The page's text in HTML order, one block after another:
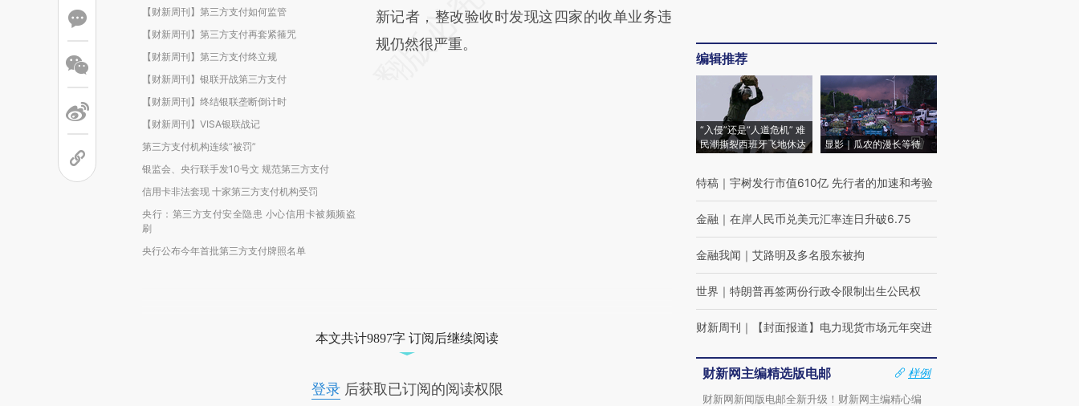
【财新周刊】第三方支付如何监管
【财新周刊】第三方支付再套紧箍咒
【财新周刊】第三方支付终立规
【财新周刊】银联开战第三方支付
【财新周刊】终结银联垄断倒计时
【财新周刊】VISA银联战记
第三方支付机构连续“被罚”
银监会、央行联手发10号文 规范第三方支付
信用卡非法套现 十家第三方支付机构受罚
央行：第三方支付安全隐患 小心信用卡被频频盗
刷
央行公布今年首批第三方支付牌照名单
新记者，整改验收时发现这四家的收单业务违
规仍然很严重。
本文共计9897字 订阅后继续阅读
登录后获取已订阅的阅读权限
编辑推荐
“入侵”还是“人道危机” 难
民潮撕裂西班牙飞地休达
显影｜瓜农的漫长等待
特稿 ｜ 宇树发行市值610亿 先行者的加速和考验
金融 ｜ 在岸人民币兑美元汇率连日升破6.75
金融我闻 ｜ 艾路明及多名股东被拘
世界 ｜ 特朗普再签两份行政令限制出生公民权
财新周刊 ｜ 【封面报道】电力现货市场元年突进
财新网主编精选版电邮
样例
财新网新闻版电邮全新升级！财新网主编精心编